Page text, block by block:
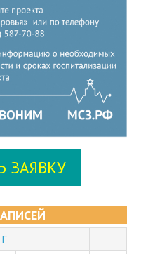
ЗАЯВКУ
Пт Сб
Вс